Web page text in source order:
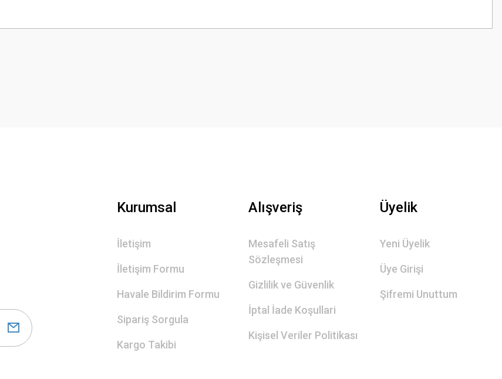
Kurumsal
İletişim
İletişim Formu
Havale Bildirim Formu
Sipariş Sorgula
Kargo Takibi
Alışveriş
Mesafeli Satış
Sözleşmesi
Gizlilik ve Güvenlik
İptal İade Koşullari
Kişisel Veriler Politikası
Üyelik
Yeni Üyelik
Üye Girişi
Şifremi Unuttum